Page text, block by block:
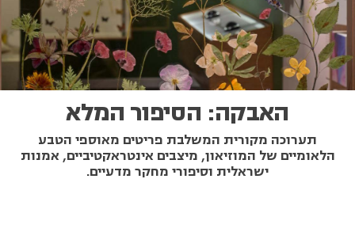
האבקה: הסיפור המלא
תערוכה מקורית המשלבת פריטים מאוספי הטבע
הלאומיים של המוזיאון, מיצבים אינטראקטיביים, אמנות
ישראלית וסיפורי מחקר מדעיים.